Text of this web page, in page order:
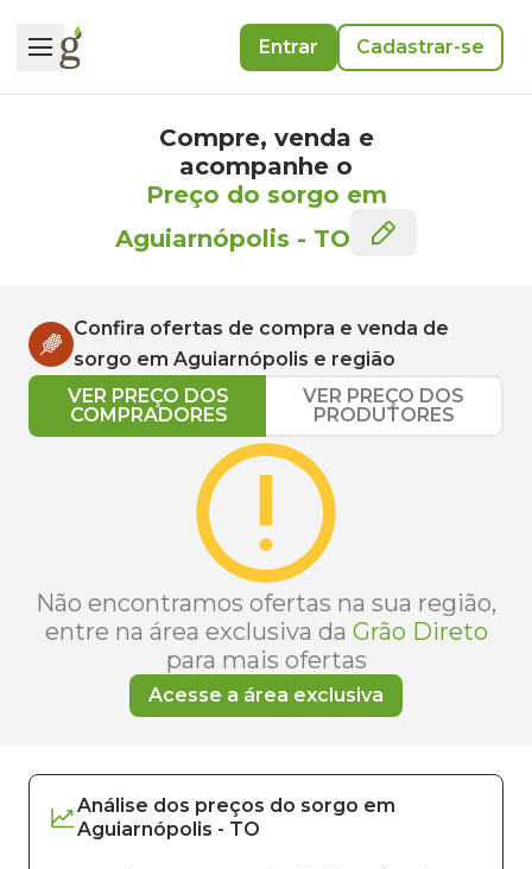
Entrar Cadastrar-se
Compre, venda e
acompanhe o
Preço do sorgo em
Aguiarnópolis - TO
Confira ofertas de compra e venda de
sorgo em Aguiarnópolis e região
VER PREÇO DOS
COMPRADORES
VER PREÇO DOS
PRODUTORES
Não encontramos ofertas na sua região,
entre na área exclusiva da Grão Direto
para mais ofertas
Acesse a área exclusiva
Análise dos preços do sorgo em
Aguiarnópolis - TO